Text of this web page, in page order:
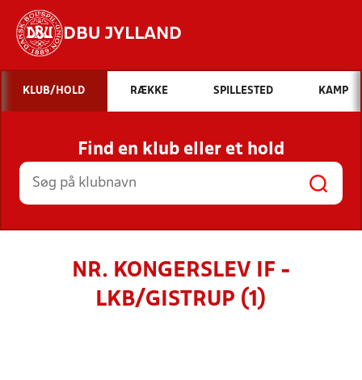
DBU JYLLAND
Hvad vil du søge efter?
INDHOLD OG NYHEDER
STILLINGER, RESULTATER, KLUBBER OG
HOLD
KLUB/HOLD RÆKKE SPILLESTED KAMP
Find en klub eller et hold
NR. KONGERSLEV IF -
LKB/GISTRUP (1)